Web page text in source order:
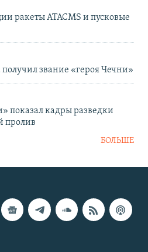
ракеты ATACMS и пусковые
звание «героя Чечни»
показал кадры разведки
пролив
БОЛЬШЕ